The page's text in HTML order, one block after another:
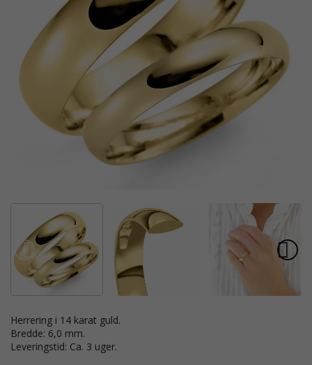
Herrering i 14 karat guld.
Bredde: 6,0 mm.
Leveringstid: Ca. 3 uger.